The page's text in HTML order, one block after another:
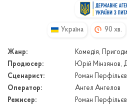
Україна 90 хв.
Жанр:
Комедія,
Продюсер:
Юрій Мінзянов,
Сценарист:
Роман Перфільєв
Оператор:
Ангел Ангелов
Режисер:
Роман Перфільєв